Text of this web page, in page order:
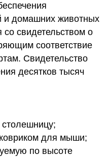
и домашних животных
со свидетельством о
соответствие
Свидетельство
десятков тысяч
для мыши;
по высоте